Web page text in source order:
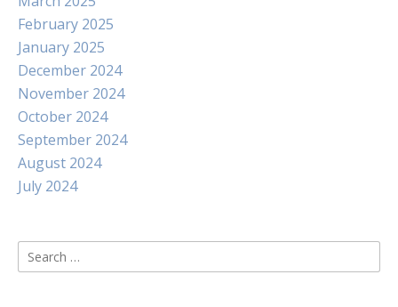
February 2025
January 2025
December 2024
November 2024
October 2024
September 2024
August 2024
July 2024
Search
for: